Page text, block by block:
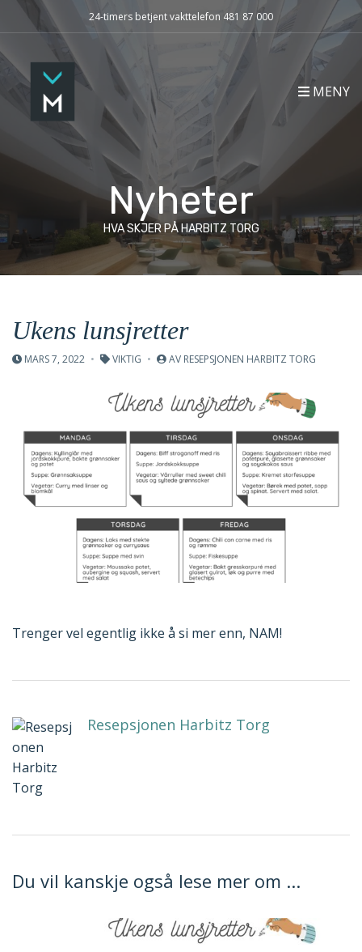
24-timers betjent vakttelefon 481 87 000
MENY
Nyheter
HVA SKJER PÅ HARBITZ TORG
Ukens lunsjretter
MARS 7, 2022 VIKTIG AV RESEPSJONEN HARBITZ TORG
Trenger vel egentlig ikke å si mer enn, NAM!
Resepsjonen Harbitz Torg
Du vil kanskje også lese mer om ...